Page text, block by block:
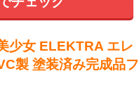
少女 ELEKTRA エレ
製 塗装済み完成品フ